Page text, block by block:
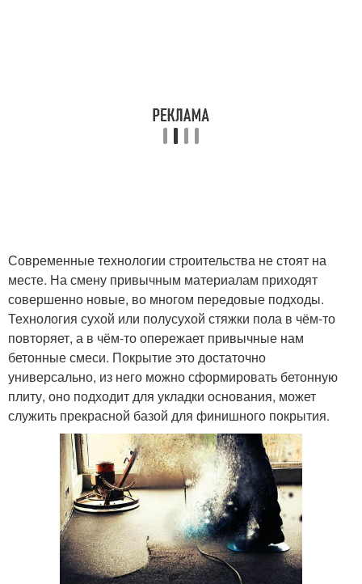
Современные технологии строительства не стоят на
месте. На смену привычным материалам приходят
совершенно новые, во многом передовые подходы.
Технология сухой или полусухой стяжки пола в чём-то
повторяет, а в чём-то опережает привычные нам
бетонные смеси. Покрытие это достаточно
универсально, из него можно сформировать бетонную
плиту, оно подходит для укладки основания, может
служить прекрасной базой для финишного покрытия.